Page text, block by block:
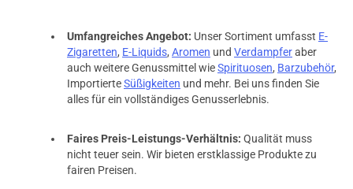
Umfangreiches Angebot: Unser Sortiment umfasst E-
Zigaretten, E-Liquids, Aromen und Verdampferaber
auch weitere Genussmittel wieSpirituosen, Barzubehör,
ImportierteSüßigkeiten und mehr. Bei uns finden Sie
alles für ein vollständiges Genusserlebnis.
Faires Preis-Leistungs-Verhältnis: Qualität muss
nicht teuer sein. Wir bieten erstklassige Produkte zu
fairen Preisen.